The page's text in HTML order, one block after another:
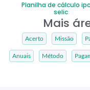
Planilha de cálculo
selic
Mais
Acerto Missão
Anuais Método